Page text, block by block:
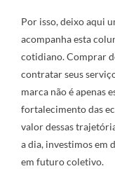
Por isso, deixo aqui
acompanha esta
cotidiano. Comprar
contratar seus
marca não é apenas
fortalecimento das
valor dessas
a dia, investimos em
em futuro coletivo.